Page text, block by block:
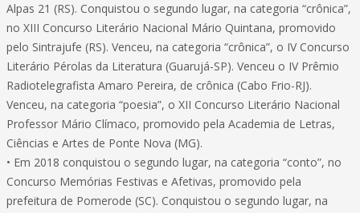
Alpas 21 (RS). Conquistou o segundo lugar, na categoria “crônica”,
no XIII Concurso Literário Nacional Mário Quintana, promovido
pelo Sintrajufe (RS). Venceu, na categoria “crônica”, o IV Concurso
Literário Pérolas da Literatura (Guarujá-SP). Venceu o IV Prêmio
Radiotelegrafista Amaro Pereira, de crônica (Cabo Frio-RJ).
Venceu, na categoria “poesia”, o XII Concurso Literário Nacional
Professor Mário Clímaco, promovido pela Academia de Letras,
Ciências e Artes de Ponte Nova (MG).
• Em 2018 conquistou o segundo lugar, na categoria “conto”, no
Concurso Memórias Festivas e Afetivas, promovido pela
prefeitura de Pomerode (SC). Conquistou o segundo lugar, na